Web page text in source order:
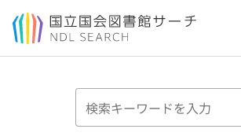
本文へ移動